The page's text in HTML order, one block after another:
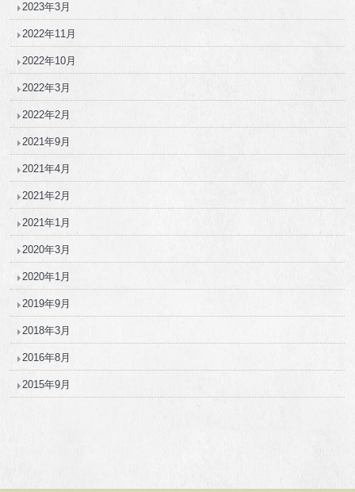
2023年3月
2022年11月
2022年10月
2022年3月
2022年2月
2021年9月
2021年4月
2021年2月
2021年1月
2020年3月
2020年1月
2019年9月
2018年3月
2016年8月
2015年9月